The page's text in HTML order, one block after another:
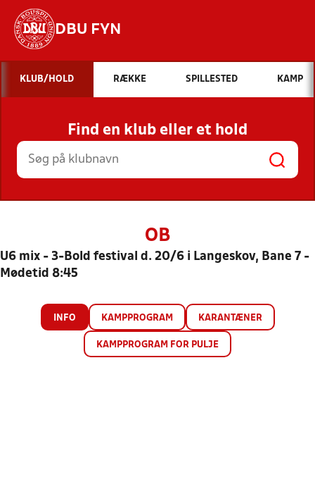
DBU FYN
Hvad vil du søge efter?
INDHOLD OG NYHEDER
STILLINGER, RESULTATER, KLUBBER OG
HOLD
KLUB/HOLD RÆKKE SPILLESTED KAMP
Find en klub eller et hold
OB
U6 mix - 3-Bold festival d. 20/6 i Langeskov, Bane 7 -
Mødetid 8:45
INFO KAMPPROGRAM KARANTÆNER
KAMPPROGRAM FOR PULJE